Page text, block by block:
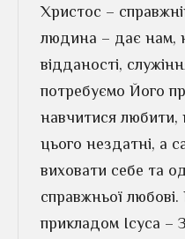
Христос –
людина – дає нам,
відданості,
потребуємо Його
навчитися
цього нездатні, а
виховати себе та
справжньої
прикладом Ісуса –